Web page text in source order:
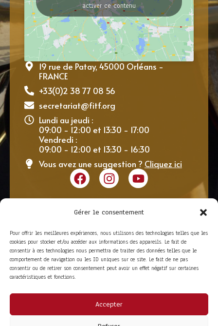
Gérer le consentement
Pour offrir les meilleures expériences, nous utilisons des technologies telles que les
cookies pour stocker et/ou accéder aux informations des appareils. Le fait de
consentir à ces technologies nous permettra de traiter des données telles que le
comportement de navigation ou les ID uniques sur ce site. Le fait de ne pas
consentir ou de retirer son consentement peut avoir un effet négatif sur certaines
caractéristiques et fonctions.
Accepter
activer ce contenu
19 rue de Patay, 45000 Orléans -
FRANCE
+33(0)2 38 77 08 56
secretariat@fitf.org
Lundi au jeudi :
09:00 - 12:00 et 13:30 - 17:00
Vendredi :
09:00 - 12:00 et 13:30 - 16:30
Vous avez une suggestion ? Cliquez ici